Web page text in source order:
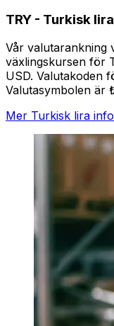
TRY - Turkisk lira
Vår valutarankning
växlingskursen för
USD. Valutakoden
Valutasymbolen är
Mer Turkisk lira info